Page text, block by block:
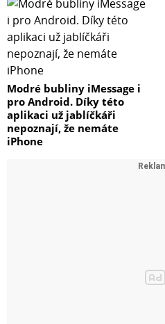
Modré bubliny iMessage i
pro Android. Díky této
aplikaci už jablíčkáři
nepoznají, že nemáte
iPhone